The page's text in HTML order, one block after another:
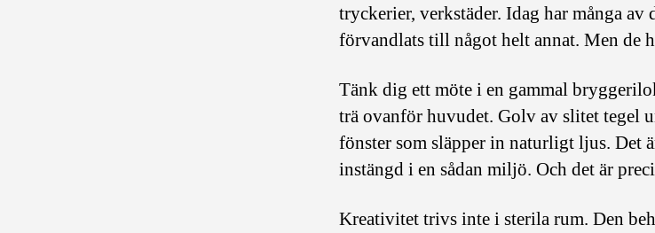
tryckerier, verkstäder. Idag har många av
förvandlats till något helt annat. Men de
Tänk dig ett möte i en gammal
trä ovanför huvudet. Golv av slitet tegel
fönster som släpper in naturligt ljus. Det
instängd i en sådan miljö. Och det är
Kreativitet trivs inte i sterila rum. Den